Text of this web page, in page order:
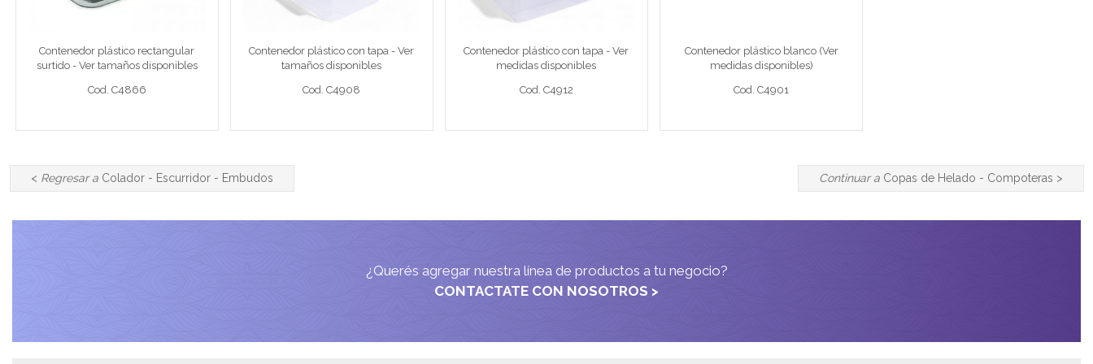
Cod. C4866
Contenedor plástico rectangular
surtido - Ver tamaños disponibles
Cod. C4866
Cod. C4908
Contenedor plástico con tapa - Ver
tamaños disponibles
Cod. C4908
Cod. C4912
Contenedor plástico con tapa - Ver
medidas disponibles
Cod. C4912
Cod. C4901
Contenedor plástico blanco (Ver
medidas disponibles)
Cod. C4901
< Regresar a Colador - Escurridor - Embudos Continuar a Copas de Helado - Compoteras >
¿Querés agregar nuestra línea de productos a tu negocio?
CONTACTATE CON NOSOTROS >